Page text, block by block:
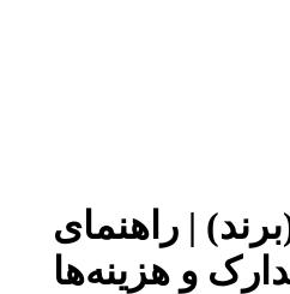
| راهنمای
و هزینه‌ها